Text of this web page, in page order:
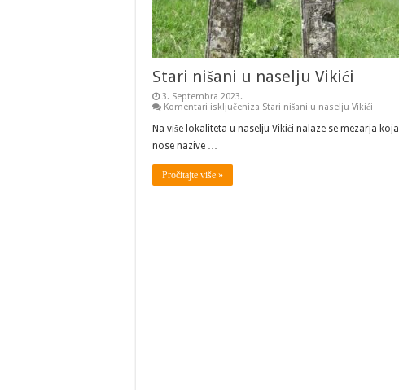
Stari nišani u naselju Vikići
3. Septembra 2023.
Komentari isključeniza Stari nišani u naselju Vikići
Na više lokaliteta u naselju Vikići nalaze se mezarja koja
nose nazive …
Pročitajte više »